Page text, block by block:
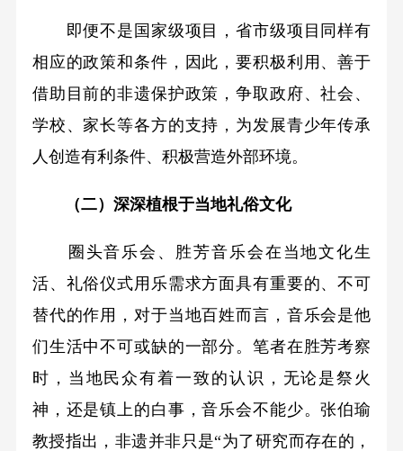
即便不是国家级项目，省市级项目同样有
相应的政策和条件，因此，要积极利用、善于
借助目前的非遗保护政策，争取政府、社会、
学校、家长等各方的支持，为发展青少年传承
人创造有利条件、积极营造外部环境。
（二）深深植根于当地礼俗文化
圈头音乐会、胜芳音乐会在当地文化生
活、礼俗仪式用乐需求方面具有重要的、不可
替代的作用，对于当地百姓而言，音乐会是他
们生活中不可或缺的一部分。笔者在胜芳考察
时，当地民众有着一致的认识，无论是祭火
神，还是镇上的白事，音乐会不能少。张伯瑜
教授指出，非遗并非只是“为了研究而存在的，